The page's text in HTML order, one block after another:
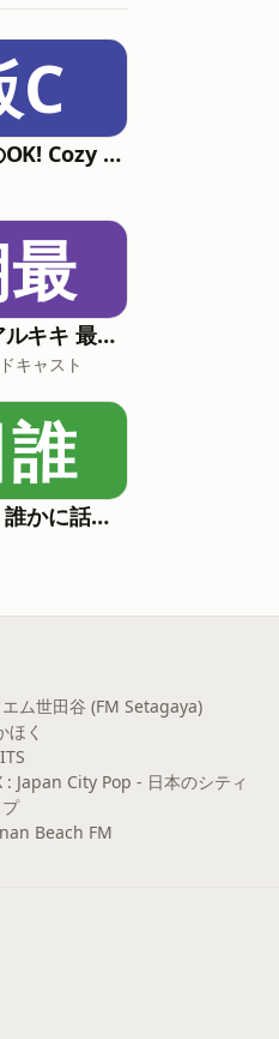
C
飯田浩司のOK! Cozy up！ Podcast【最新回のみ】
朝日新聞アルキキ 最新ニュース
キャスト
日本IBM 誰かに話したくなる“〇〇”の話
ム世田谷 (FM Setagaya)
ほく
: Japan City Pop - 日本のシティ
Beach FM